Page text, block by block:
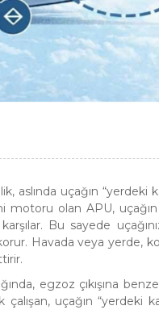
aslında uçağın “yerdeki
motoru olan APU,
Bu sayede
Havada veya yerde,
egzoz çıkışına
uçağın “yerdeki